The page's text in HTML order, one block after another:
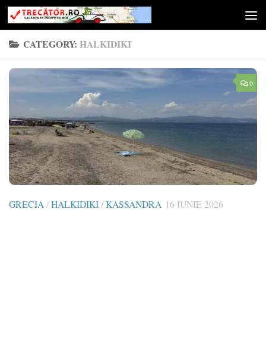
Skip to content
CATEGORY: HALKIDIKI
0
GRECIA /HALKIDIKI/KASSANDRA 16 IUNIE 2026